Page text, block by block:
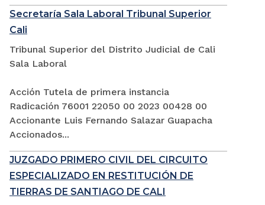
Secretaría Sala Laboral Tribunal Superior
Cali
Tribunal Superior del Distrito Judicial de Cali
Sala Laboral
Acción Tutela de primera instancia
Radicación 76001 22050 00 2023 00428 00
Accionante Luis Fernando Salazar Guapacha
Accionados...
JUZGADO PRIMERO CIVIL DEL CIRCUITO
ESPECIALIZADO EN RESTITUCIÓN DE
TIERRAS DE SANTIAGO DE CALI